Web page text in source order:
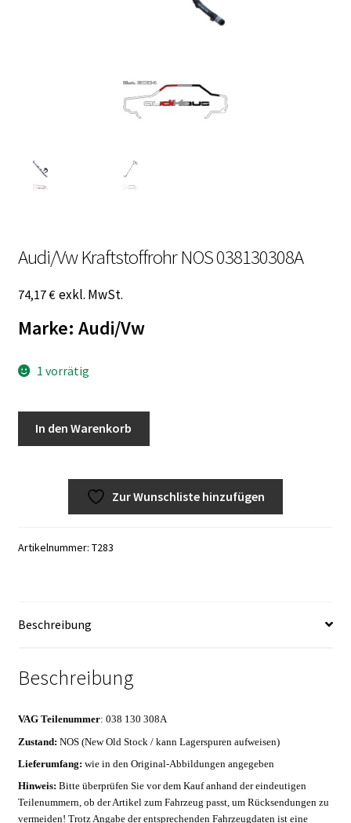
Vertrag widerrufen
Widerrufsbelehrung
Wunschzettel
Zahlung und Versand
Zahlungsmöglichkeiten
Audi/Vw Kraftstoffrohr NOS 038130308A
74,17€ exkl. MwSt.
Marke: Audi/Vw
1 vorrätig
038130308A
In den Warenkorb
e
r
n
Zur Wunschliste hinzufügen
Artikelnummer: T283
Beschreibung
Beschreibung
VAG Teilenummer: 038 130 308A
Zustand: NOS (New Old Stock / kann Lagerspuren aufweisen)
Lieferumfang: wie in den Original-Abbildungen angegeben
Hinweis: Bitte überprüfen Sie vor dem Kauf anhand der eindeutigen
Teilenummern, ob der Artikel zum Fahrzeug passt, um Rücksendungen zu
vermeiden! Trotz Angabe der entsprechenden Fahrzeugdaten ist eine